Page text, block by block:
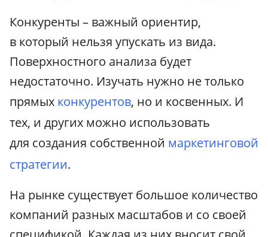
Конкуренты – важный ориентир,
в который нельзя упускать из вида.
Поверхностного анализа будет
недостаточно. Изучать нужно не только
прямых конкурентов, но и косвенных. И
тех, и других можно использовать
для создания собственной маркетинговой
стратегии.
На рынке существует большое количество
компаний разных масштабов и со своей